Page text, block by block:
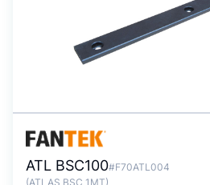
ATL BSC100#F70ATL004
(ATLAS BSC 1MT)